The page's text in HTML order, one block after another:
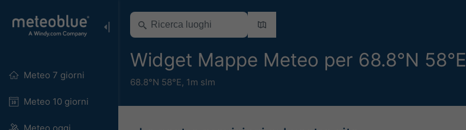
Meteo 7 giorni
Meteo 10 giorni
Widget Mappe Meteo per 68.8°N 58°E
68.8°N 58°E, 1m slm